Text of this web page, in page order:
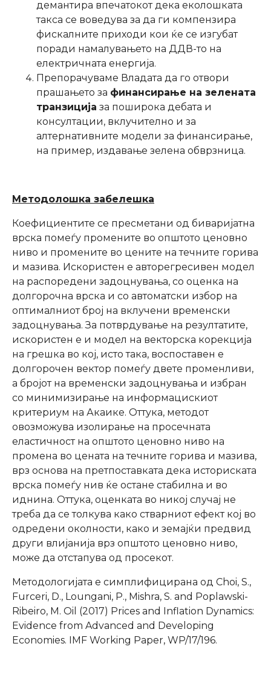
демантира впечатокот дека еколошката
такса се воведува за да ги компензира
фискалните приходи кои ќе се изгубат
поради намалувањето на ДДВ-то на
електричната енергија.
Препорачуваме Владата да го отвори
прашањето за финансирање на зелената
транзиција за поширока дебата и
консултации, вклучително и за
алтернативните модели за финансирање,
на пример, издавање зелена обврзница.
Методолошка забелешка
Коефициентите се пресметани од биваријатна
врска помеѓу промените во општото ценовно
ниво и промените во цените на течните горива
и мазива. Искористен е авторегресивен модел
на распоредени задоцнувања, со оценка на
долгорочна врска и со автоматски избор на
оптималниот број на вклучени временски
задоцнувања. За потврдување на резултатите,
искористен е и модел на векторска корекција
на грешка во кој, исто така, воспоставен е
долгорочен вектор помеѓу двете променливи,
а бројот на временски задоцнувања и избран
со минимизирање на информацискиот
критериум на Акаике. Оттука, методот
овозможува изолирање на просечната
еластичност на општото ценовно ниво на
промена во цената на течните горива и мазива,
врз основа на претпоставката дека историската
врска помеѓу нив ќе остане стабилна и во
иднина. Оттука, оценката во никој случај не
треба да се толкува како стварниот ефект кој во
одредени околности, како и земајќи предвид
други влијанија врз општото ценовно ниво,
може да отстапува од просекот.
Методологијата е симплифицирана од Choi, S.,
Furceri, D., Loungani, P., Mishra, S. and Poplawski-
Ribeiro, M. Oil (2017) Prices and Inflation Dynamics:
Evidence from Advanced and Developing
Economies. IMF Working Paper, WP/17/196.